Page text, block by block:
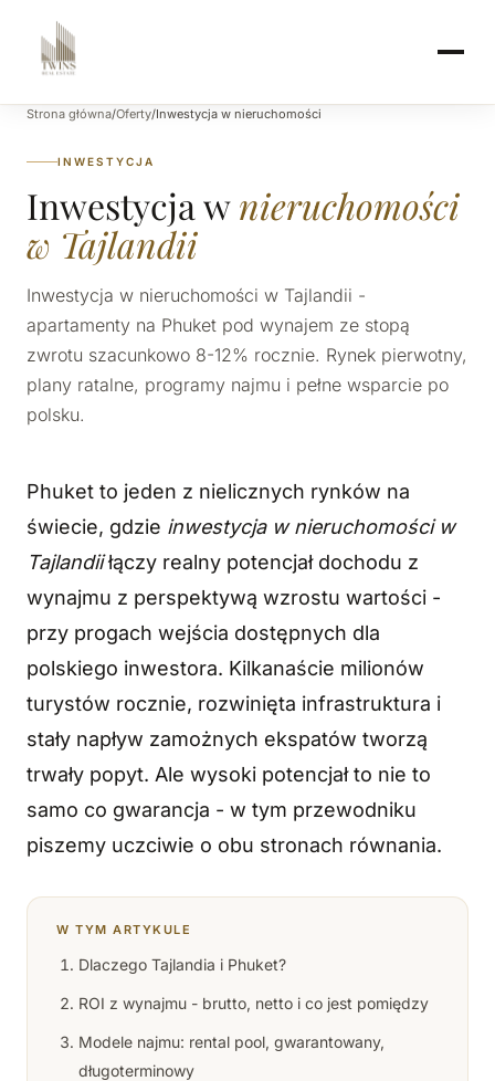
Strona główna/Oferty/Inwestycja w nieruchomości
INWESTYCJA
Inwestycja wnieruchomości
w Tajlandii
Inwestycja w nieruchomości w Tajlandii -
apartamenty na Phuket pod wynajem ze stopą
zwrotu szacunkowo 8-12% rocznie. Rynek pierwotny,
plany ratalne, programy najmu i pełne wsparcie po
polsku.
Phuket to jeden z nielicznych rynków na
świecie, gdzie inwestycja w nieruchomości w
Tajlandiiłączy realny potencjał dochodu z
wynajmu z perspektywą wzrostu wartości -
przy progach wejścia dostępnych dla
polskiego inwestora. Kilkanaście milionów
turystów rocznie, rozwinięta infrastruktura i
stały napływ zamożnych ekspatów tworzą
trwały popyt. Ale wysoki potencjał to nie to
samo co gwarancja - w tym przewodniku
piszemy uczciwie o obu stronach równania.
W TYM ARTYKULE
Dlaczego Tajlandia i Phuket?
ROI z wynajmu - brutto, netto i co jest pomiędzy
Modele najmu: rental pool, gwarantowany,
długoterminowy